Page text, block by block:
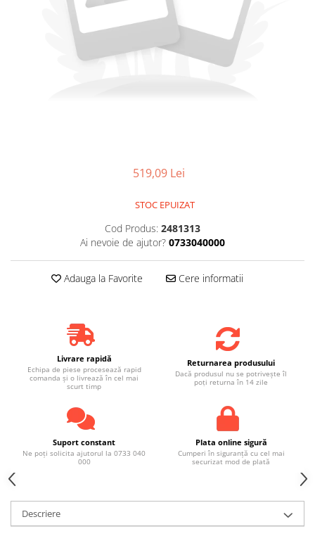
519,09 Lei
STOC EPUIZAT
Cod Produs: 2481313
Ai nevoie de ajutor? 0733040000
Adauga la Favorite Cere informatii
Livrare rapidă
Echipa de piese procesează rapid
comanda și o livrează în cel mai
scurt timp
Returnarea produsului
Dacă produsul nu se potrivește îl
poți returna în 14 zile
Suport constant
Ne poți solicita ajutorul la 0733 040
000
Plata online sigură
Cumperi în siguranță cu cel mai
securizat mod de plată
Descriere